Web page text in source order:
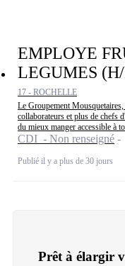
EMPLOYE
LEGUMES
17 - ROCHELLE
Le Groupement
collaborateurs et plus de chefs
du mieux manger accessible à
CDI - Non renseigné
Publié il y a plus de 30 jours
Prêt à élargir